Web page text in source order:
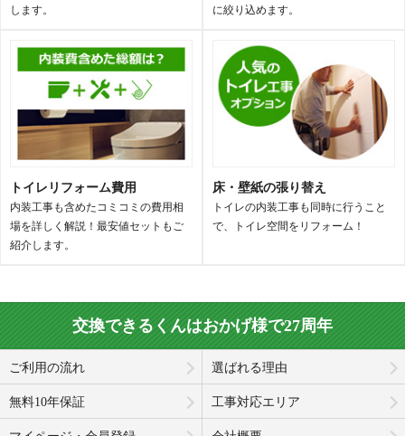
します。
に絞り込めます。
トイレリフォーム費用
内装工事も含めたコミコミの費用相
場を詳しく解説！最安値セットもご
紹介します。
床・壁紙の張り替え
トイレの内装工事も同時に行うこと
で、トイレ空間をリフォーム！
交換できるくんはおかげ様で27周年
ご利用の流れ 選ばれる理由
無料10年保証 工事対応エリア